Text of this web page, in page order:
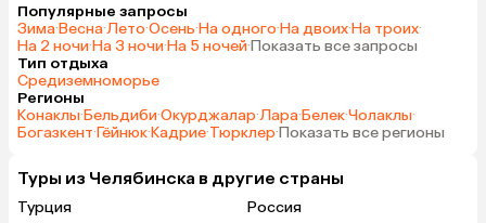
Популярные запросы
Зима·Весна·Лето·Осень·На одного·На двоих·На троих·
На 2 ночи·На 3 ночи·На 5 ночей·Показать все запросы
Тип отдыха
Средиземноморье
Регионы
Конаклы·Бельдиби·Окурджалар·Лара·Белек·Чолаклы·
Богазкент·Гёйнюк·Кадрие·Тюрклер·Показать все регионы
Туры из Челябинска в другие страны
Турция
Россия